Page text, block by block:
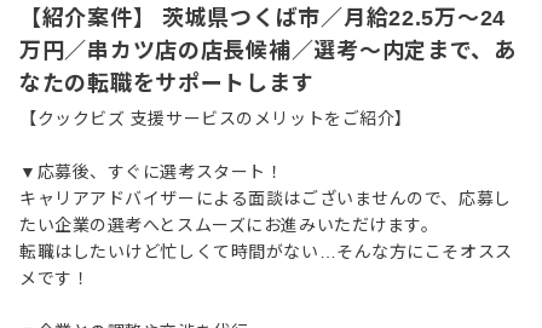
【紹介案件】 茨城県つくば市／月給22.5万～24
万円／串カツ店の店長候補／選考～内定まで、あ
なたの転職をサポートします
【クックビズ 支援サービスのメリットをご紹介】
▼応募後、すぐに選考スタート！
キャリアアドバイザーによる面談はございませんので、応募し
たい企業の選考へとスムーズにお進みいただけます。
転職はしたいけど忙しくて時間がない…そんな方にこそオスス
メです！